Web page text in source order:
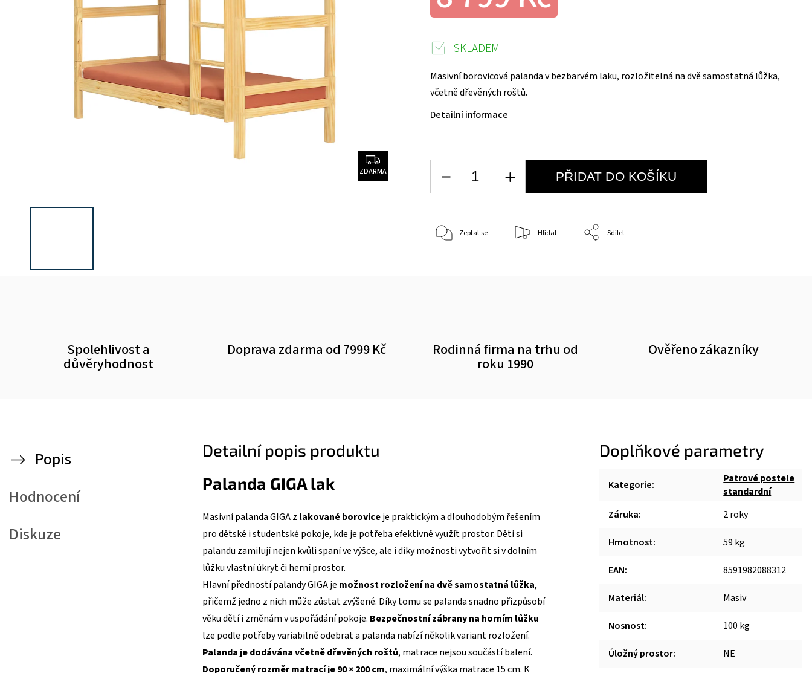
ZDARMA
Masivní borovicová palanda v bezbarvém laku, rozložitelná na dvě samostatná lůžka,
včetně dřevěných roštů.
Detailní informace
SKLADEM
PŘIDAT DO KOŠÍKU
Zeptat se Hlídat Sdílet
Spolehlivost a
důvěryhodnost
Doprava zdarma od 7999 Kč Rodinná firma na trhu od
roku 1990
Ověřeno zákazníky
Popis
Hodnocení
Diskuze
Detailní popis produktu
Palanda GIGA lak
Masivní palanda GIGA z lakované boroviceje praktickým a dlouhodobým řešením
pro dětské i studentské pokoje, kde je potřeba efektivně využít prostor. Děti si
palandu zamilují nejen kvůli spaní ve výšce, ale i díky možnosti vytvořit si v dolním
lůžku vlastní úkryt či herní prostor.
Hlavní předností palandy GIGA je možnost rozložení na dvě samostatná lůžka,
přičemž jedno z nich může zůstat zvýšené. Díky tomu se palanda snadno přizpůsobí
věku dětí i změnám v uspořádání pokoje. Bezpečnostní zábrany na horním lůžku
lze podle potřeby variabilně odebrat a palanda nabízí několik variant rozložení.
Palanda je dodávána včetně dřevěných roštů, matrace nejsou součástí balení.
Doporučený rozměr matrací je 90 × 200 cm, maximální výška matrace 15 cm. K
Doplňkové parametry
Kategorie:
Patrové postele
standardní
Záruka: 2 roky
Hmotnost: 59 kg
EAN: 8591982088312
Materiál: Masiv
Nosnost: 100 kg
Úložný prostor: NE